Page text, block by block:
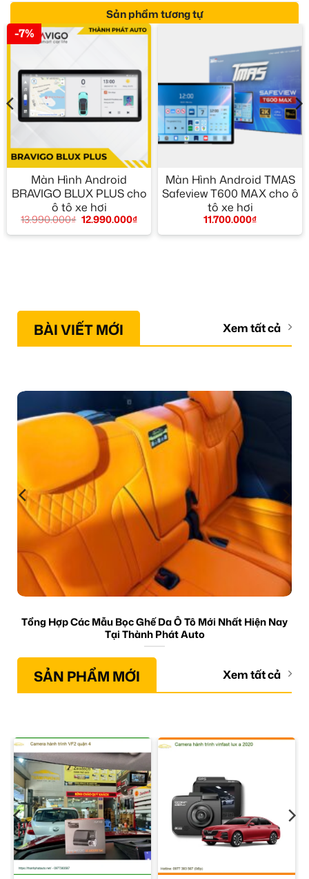
Sản phẩm tương tự
-7%
Màn Hình Android
BRAVIGO BLUX PLUS cho
ô tô xe hơi
13.990.000₫ 12.990.000₫
Màn Hình Android TMAS
Safeview T600 MAX cho ô
tô xe hơi
11.700.000₫
BÀI VIẾT MỚI Xem tất cả
Tổng Hợp Các Mẫu Bọc Ghế Da Ô Tô Mới Nhất Hiện Nay
Tại Thành Phát Auto
SẢN PHẨM MỚI Xem tất cả